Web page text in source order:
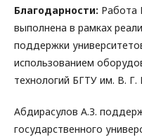
Благодарности: Работа
выполнена в рамках
поддержки
использованием
технологий БГТУ им. В. Г.
Абдирасулов А.З.
государственного